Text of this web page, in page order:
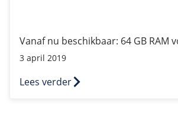
Vanaf nu beschikbaar: 64 GB RAM
3 april 2019
Lees verder